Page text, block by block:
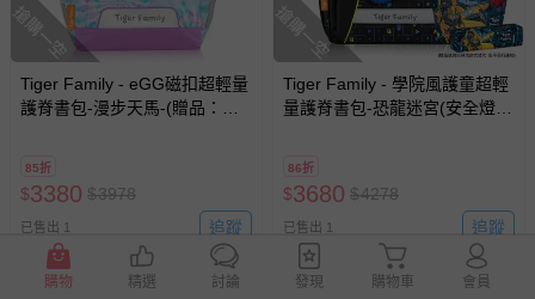
搶購一空
Tiger Family - eGG磁扣超輕量
護脊書包-漫步天馬-(贈品：文
不另行通知
85折
$3380 $3978
已售出 1 追蹤
搶購一空
Tiger Family - 學院風護童超輕
量護脊書包-恐龍迷宮(安全燈
完以其他樣式替代 不另行通知
86折
$3680 $4278
已售出 1 追蹤
購物 精選 討論 發現 購物車 會員